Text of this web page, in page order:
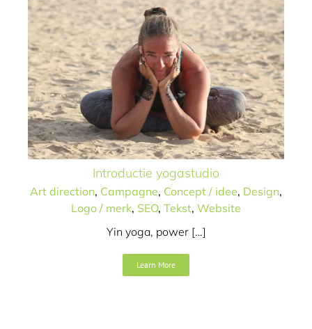
Introductie yogastudio
Art direction, Campagne, Concept / idee, Design,
Logo / merk, SEO, Tekst, Website
Yin yoga, power […]
Learn More
Facebook campagne
Porta-Bote scoort hoge
ogen
Campagne Concept / idee
Tekst Website